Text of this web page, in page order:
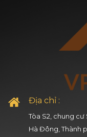
Địa chỉ :
Tòa S2, chung
Hà Đông, Thành